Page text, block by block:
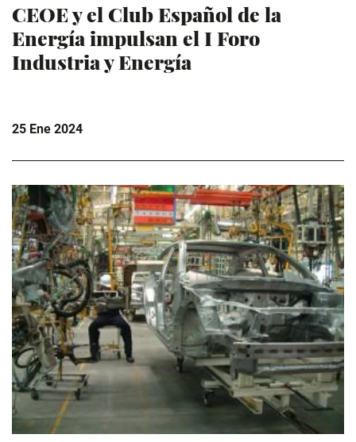
CEOE y el Club Español de la
Energía impulsan el I Foro
Industria y Energía
25 Ene 2024